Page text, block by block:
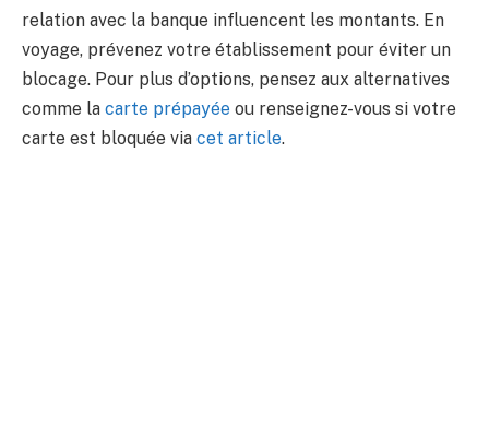
relation avec la banque influencent les montants. En
voyage, prévenez votre établissement pour éviter un
blocage. Pour plus d’options, pensez aux alternatives
comme la carte prépayée ou renseignez-vous si votre
carte est bloquée via cet article.